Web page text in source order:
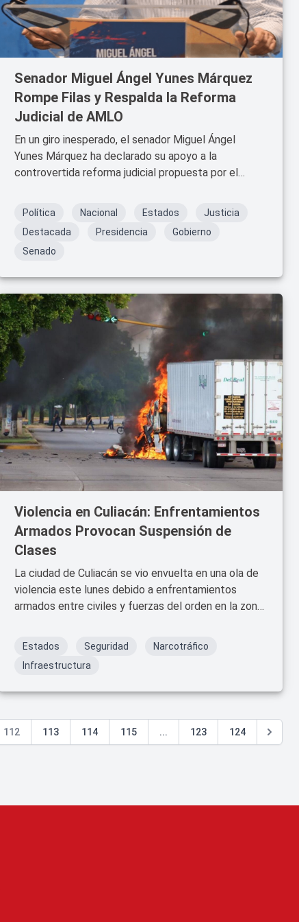
Senador Miguel Ángel Yunes Márquez
Rompe Filas y Respalda la Reforma
Judicial de AMLO
En un giro inesperado, el senador Miguel Ángel
Yunes Márquez ha declarado su apoyo a la
controvertida reforma judicial propuesta por el
decisión ha generado un gran revuelo dentro del
Márquez es miembro destacado.
Política Nacional Estados
Justicia
Destacada
Presidencia
Gobierno
Senado
Violencia en Culiacán: Enfrentamientos
Armados Provocan Suspensión de
Clases
La ciudad de Culiacán se vio envuelta en una ola de
violencia este lunes debido a enfrentamientos
armados entre civiles y fuerzas del orden en la zona
Secretaría de Educación Pública y Cultura (SEPyC) a
suspender las clases en varias instituciones
educativas, incluyendo la Universidad Autónoma de
Sinaloa y el Tecnológico Nacional de México.
Estados Seguridad
Narcotráfico
Infraestructura
112 113 114 115 ... 123 124